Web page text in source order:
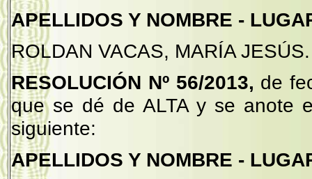
APELLIDOS Y NOMBRE -
ROLDAN VACAS, MARÍA
RESOLUCIÓN Nº 56/2013, de
que se dé de ALTA y se anote
siguiente:
APELLIDOS Y NOMBRE -